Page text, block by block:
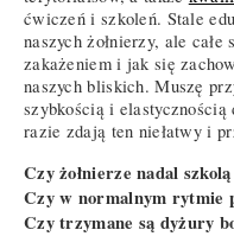
ćwiczeń i szkoleń. Stale
naszych żołnierzy, ale
zakażeniem i jak się
naszych bliskich. Muszę
szybkością i elastycznością
razie zdają ten niełatwy i
Czy żołnierze nadal
Czy w normalnym rytmie
Czy trzymane są dyżury